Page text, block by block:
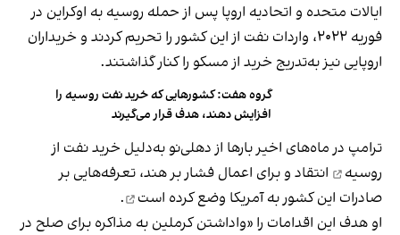
ایالات متحده و اتحادیه اروپا پس از حمله روسیه به اوکراین در
فوریه ۲۰۲۲، واردات نفت از این کشور را تحریم کردند و خریداران
اروپایی نیز به‌تدریج خرید از مسکو را کنار گذاشتند.
گروه هفت: کشورهایی که خرید نفت روسیه را
افزایش دهند، هدف قرار می‌گیرند
ترامپ در ماه‌های اخیر بارها از دهلی‌نو به‌دلیل خرید نفت از
روسیه
انتقاد و برای اعمال فشار بر هند، تعرفه‌هایی بر
صادرات این کشور به آمریکا وضع کرده است
.
او هدف این اقدامات را «واداشتن کرملین به مذاکره برای صلح در